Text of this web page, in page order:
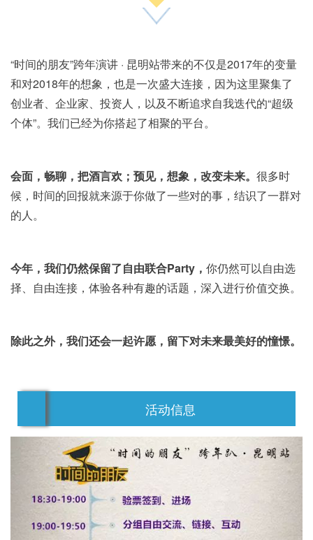
“时间的朋友”跨年演讲 · 昆明站带来的不仅是2017年的变量
和对2018年的想象，也是一次盛大连接，因为这里聚集了
创业者、企业家、投资人，以及不断追求自我迭代的“超级
个体”。我们已经为你搭起了相聚的平台。
会面，畅聊，把酒言欢；预见，想象，改变未来。 很多时
候，时间的回报就来源于你做了一些对的事，结识了一群对
的人。
今年，我们仍然保留了自由联合Party， 你仍然可以自由选
择、自由连接，体验各种有趣的话题，深入进行价值交换。
除此之外，我们还会一起许愿，留下对未来最美好的憧憬。
活动信息